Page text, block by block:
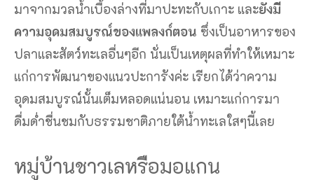
มาจากมวลน้ำเบื้องล่างที่มาปะทะกับเกาะ และยังมี
ความอุดมสมบูรณ์ของแพลงก์ตอน ซึ่งเป็นอาหารของ
ปลาและสัตว์ทะเลอื่นๆอีก นั่นเป็นเหตุผลที่ทำให้เหมาะ
แก่การพัฒนาของแนวปะการังค่ะ เรียกได้ว่าความ
อุดมสมบูรณ์นั้นเต็มหลอดแน่นอน เหมาะแก่การมา
ดื่มด่ำชื่นชมกับธรรมชาติภายใต้น้ำทะเลใสๆนี้เลย
หมู่บ้านชาวเลหรือมอแกน